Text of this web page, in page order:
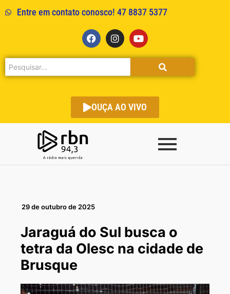
Entre em contato conosco! 47 8837 5377
OUÇA AO VIVO
29 de outubro de 2025
Jaraguá do Sul busca o
tetra da Olesc na cidade de
Brusque